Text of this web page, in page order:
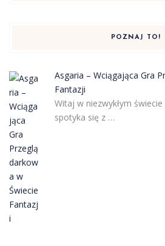
POZNAJ TO!
Asgaria – Wciągająca Gra
Fantazji
Witaj w niezwykłym
spotyka się z …